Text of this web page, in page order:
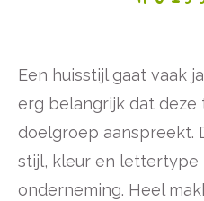
Een huisstijl gaat vaak
erg belangrijk dat deze
doelgroep aanspreekt.
stijl, kleur en lettertype
onderneming. Heel